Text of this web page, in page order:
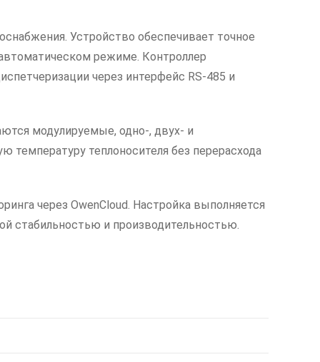
Устройство обеспечивает точное
режиме. Контроллер
через интерфейс RS-485 и
модулируемые, одно-, двух- и
теплоносителя без перерасхода
через OwenCloud. Настройка выполняется
стабильностью и производительностью.